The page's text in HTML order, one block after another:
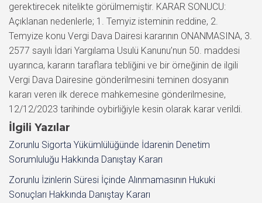
gerektirecek nitelikte görülmemiştir. KARAR SONUCU:
Açıklanan nedenlerle; 1. Temyiz isteminin reddine, 2.
Temyize konu Vergi Dava Dairesi kararının ONANMASINA, 3.
2577 sayılı İdari Yargılama Usulü Kanunu’nun 50. maddesi
uyarınca, kararın taraflara tebliğini ve bir örneğinin de ilgili
Vergi Dava Dairesine gönderilmesini teminen dosyanın
kararı veren ilk derece mahkemesine gönderilmesine,
12/12/2023 tarihinde oybirliğiyle kesin olarak karar verildi.
İlgili Yazılar
Zorunlu Sigorta Yükümlülüğünde İdarenin Denetim
Sorumluluğu Hakkında Danıştay Kararı
Zorunlu İzinlerin Süresi İçinde Alınmamasının Hukuki
Sonuçları Hakkında Danıştay Kararı